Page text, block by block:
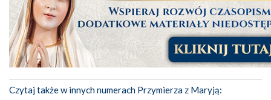
Czytaj także w innych numerach Przymierza z Maryją: